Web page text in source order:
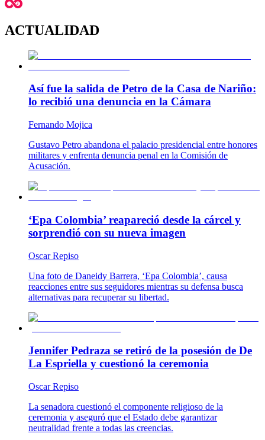
ACTUALIDAD
Así fue la salida de Petro de la Casa de Nariño:
lo recibió una denuncia en la Cámara
Fernando Mojica
Gustavo Petro abandona el palacio presidencial entre honores
militares y enfrenta denuncia penal en la Comisión de
Acusación.
‘Epa Colombia’ reapareció desde la cárcel y
sorprendió con su nueva imagen
Oscar Repiso
Una foto de Daneidy Barrera, ‘Epa Colombia’, causa
reacciones entre sus seguidores mientras su defensa busca
alternativas para recuperar su libertad.
Jennifer Pedraza se retiró de la posesión de De
La Espriella y cuestionó la ceremonia
Oscar Repiso
La senadora cuestionó el componente religioso de la
ceremonia y aseguró que el Estado debe garantizar
neutralidad frente a todas las creencias.